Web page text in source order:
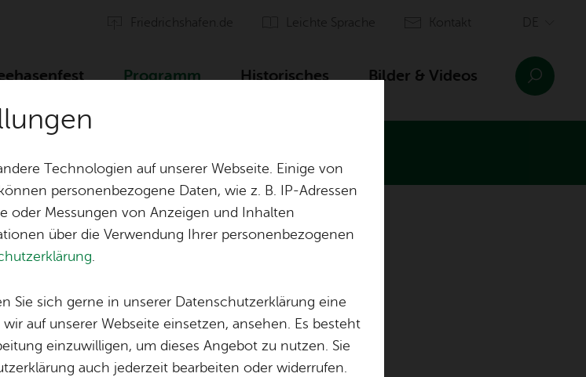
Fried­richs­ha­fen.de Leich­te Spra­che Kon­takt
Pro­gramm His­to­ri­sches Bil­der & Vi­de­os
Orga & Team
Spon­so­ren & För­de­rer
Fi­gu­ren­grup­pe
Vor­le­sen
Ab­lauf
Technologien auf unserer Webseite. Einige von
personenbezogene Daten, wie z. B. IP-Adressen
oder Messungen von Anzeigen und Inhalten
über die Verwendung Ihrer personenbezogenen
.
Sie sich gerne in unserer Datenschutzerklärung eine
auf unserer Webseite einsetzen, ansehen. Es besteht
einzuwilligen, um dieses Angebot zu nutzen. Sie
auch jederzeit bearbeiten oder widerrufen.